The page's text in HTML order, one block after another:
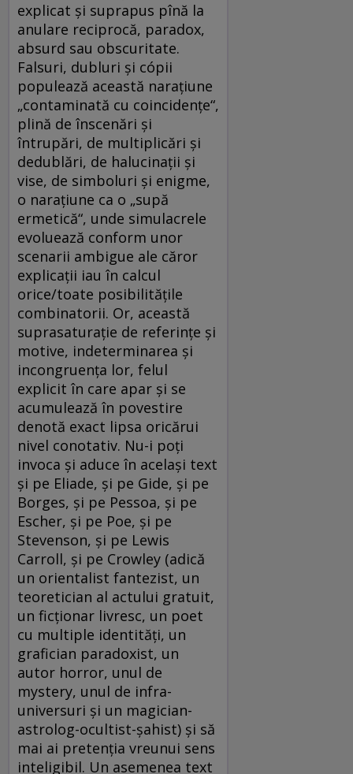
explicat şi suprapus pînă la
anulare reciprocă, paradox,
absurd sau obscuritate.
Falsuri, dubluri şi cópii
populează această naraţiune
„contaminată cu coincidenţe“,
plină de înscenări şi
întrupări, de multiplicări şi
dedublări, de halucinaţii şi
vise, de simboluri şi enigme,
o naraţiune ca o „supă
ermetică“, unde simulacrele
evoluează conform unor
scenarii ambigue ale căror
explicaţii iau în calcul
orice/toate posibilităţile
combinatorii. Or, această
suprasaturaţie de referinţe şi
motive, indeterminarea şi
incongruenţa lor, felul
explicit în care apar şi se
acumulează în povestire
denotă exact lipsa oricărui
nivel conotativ. Nu-i poţi
invoca şi aduce în acelaşi text
şi pe Eliade, şi pe Gide, şi pe
Borges, şi pe Pessoa, şi pe
Escher, şi pe Poe, şi pe
Stevenson, şi pe Lewis
Carroll, şi pe Crowley (adică
un orientalist fantezist, un
teoretician al actului gratuit,
un ficţionar livresc, un poet
cu multiple identităţi, un
grafician paradoxist, un
autor horror, unul de
mystery, unul de infra-
universuri şi un magician-
astrolog-ocultist-şahist) şi să
mai ai pretenţia vreunui sens
inteligibil. Un asemenea text